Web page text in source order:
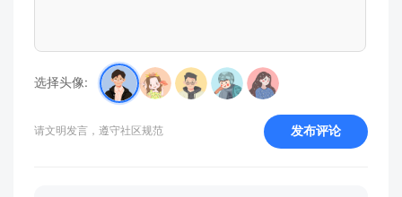
选择头像:
请文明发言，遵守社区规范 发布评论